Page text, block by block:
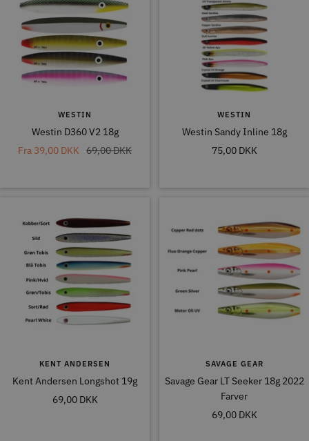
WESTIN
Westin D360 V2 18g
Tilbudspris
Fra 39,00 DKK
Normal
69,00 DKK
WESTIN
Westin Sandy Inline 18g
Tilbudspris
75,00 DKK
KENT ANDERSEN
Kent Andersen Longshot 19g
Tilbudspris
69,00 DKK
SAVAGE GEAR
Savage Gear LT Seeker 18g 2022
Farver
Tilbudspris
69,00 DKK